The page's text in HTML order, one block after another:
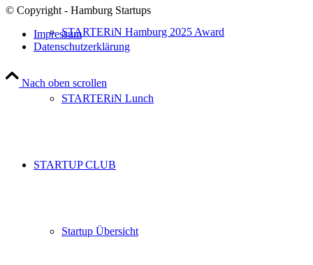
STARTERiN Hamburg 2025 Award
STARTERiN Lunch
STARTUP CLUB
Startup Übersicht
© Copyright - Hamburg Startups
Impressum
Datenschutzerklärung
Nach oben scrollen